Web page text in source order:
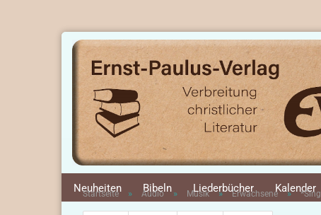
Neuheiten Bibeln Liederbücher Kalender
Startseite » Audio » Musik » Erwachsene »